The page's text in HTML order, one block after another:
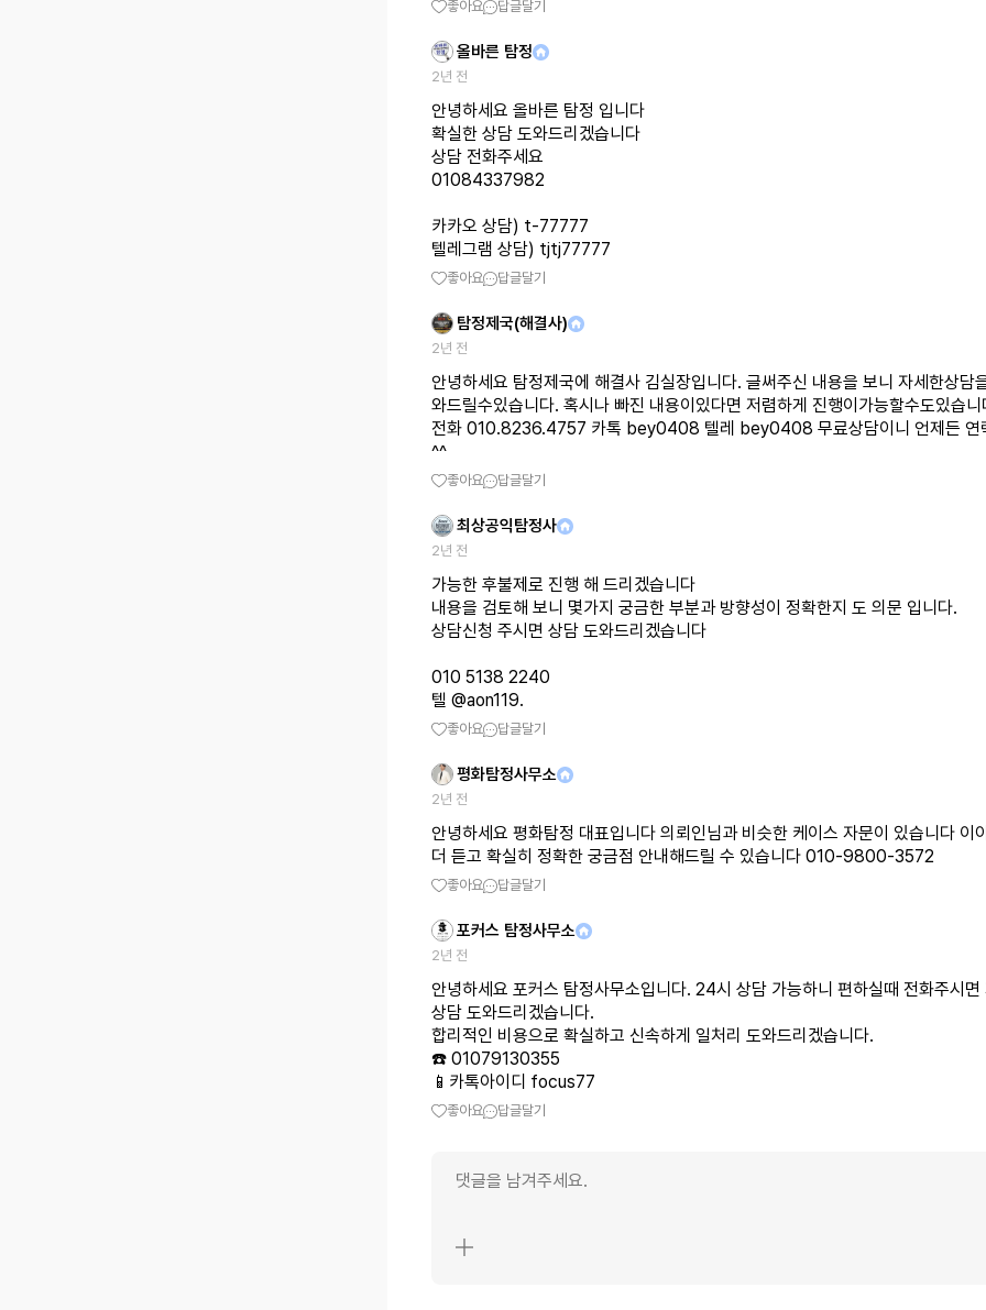
좋아요 답글달기
올바른 탐정
2년 전
안녕하세요 올바른 탐정 입니다
확실한 상담 도와드리겠습니다
상담 전화주세요
01084337982
카카오 상담) t-77777
텔레그램 상담) tjtj77777
좋아요 답글달기
탐정제국(해결사)
2년 전
안녕하세요 탐정제국에 해결사 김실장입니다. 글써주신 내용을 보니 자세한상담
와드릴수있습니다. 혹시나 빠진 내용이있다면 저렴하게 진행이가능할수도있습
전화 010.8236.4757 카톡 bey0408 텔레 bey0408 무료상담이니 언제든 연
^^
좋아요 답글달기
최상공익탐정사
2년 전
가능한 후불제로 진행 해 드리겠습니다
내용을 검토해 보니 몇가지 궁금한 부분과 방향성이 정확한지 도 의문 입니다.
상담신청 주시면 상담 도와드리겠습니다
010 5138 2240
텔 @aon119.
좋아요 답글달기
평화탐정사무소
2년 전
안녕하세요 평화탐정 대표입니다 의뢰인님과 비슷한 케이스 자문이 있습니다 이
더 듣고 확실히 정확한 궁금점 안내해드릴 수 있습니다 010-9800-3572
좋아요 답글달기
포커스 탐정사무소
2년 전
안녕하세요 포커스 탐정사무소입니다. 24시 상담 가능하니 편하실때 전화주시면
상담 도와드리겠습니다.
합리적인 비용으로 확실하고 신속하게 일처리 도와드리겠습니다.
☎️ 01079130355
📱카톡아이디 focus77
좋아요 답글달기